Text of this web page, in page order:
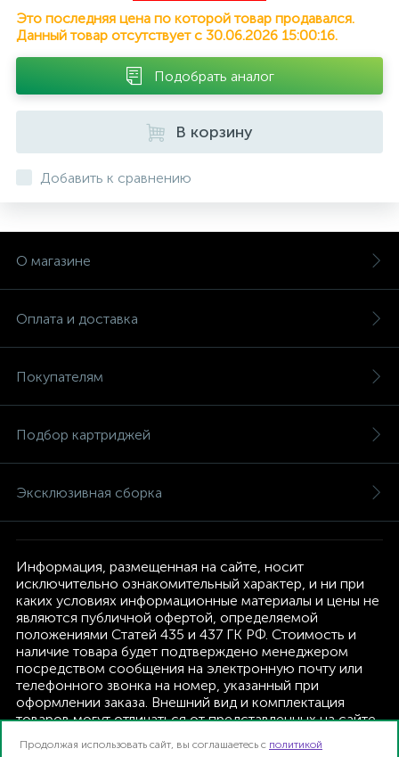
Это последняя цена по которой товар продавался.
Данный товар отсутствует с 30.06.2026 15:00:16.
Подобрать аналог
В корзину
Добавить к сравнению
О магазине
Оплата и доставка
Покупателям
Подбор картриджей
Эксклюзивная сборка
Информация, размещенная на сайте, носит
исключительно ознакомительный характер, и ни при
каких условиях информационные материалы и цены не
являются публичной офертой, определяемой
положениями Статей 435 и 437 ГК РФ. Стоимость и
наличие товара будет подтверждено менеджером
посредством сообщения на электронную почту или
телефонного звонка на номер, указанный при
оформлении заказа. Внешний вид и комплектация
товаров могут отличаться от представленных на сайте.
текущую комплектацию, без дополнительного
Продолжая использовать сайт, вы соглашаетесь с политикой